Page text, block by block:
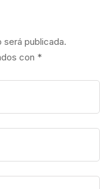
publicada.
con *